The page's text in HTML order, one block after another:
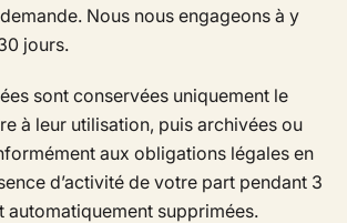
Nous nous engageons à y
jours.
sont conservées uniquement le
à leur utilisation, puis archivées ou
aux obligations légales en
d’activité de votre part pendant 3
automatiquement supprimées.